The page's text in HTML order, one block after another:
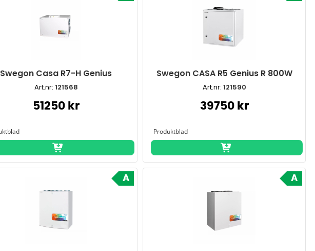
Swegon Casa R7-H Genius
Art.nr: 121568
51250 kr
Swegon CASA R5 Genius R 800W
Art.nr: 121590
39750 kr
A A